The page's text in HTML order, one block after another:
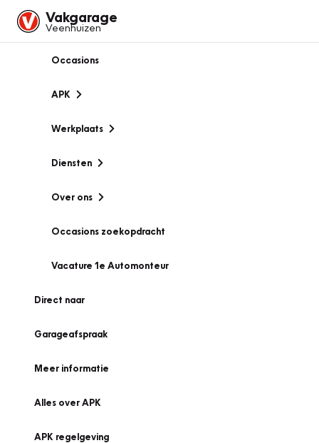
Vakgarage
Veenhuizen
Occasions
APK
Werkplaats
Diensten
Over ons
Occasions zoekopdracht
Vacature 1e Automonteur
Direct naar
Garageafspraak
Meer informatie
Alles over APK
APK regelgeving